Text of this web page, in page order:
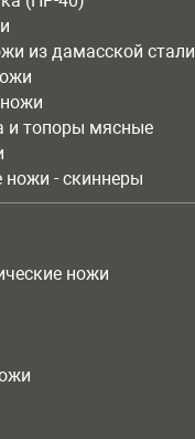
из дамасской стали
и топоры мясные
- скиннеры
ножи